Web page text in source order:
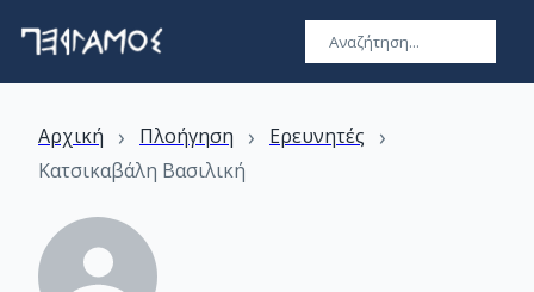
Αρχική › Πλοήγηση › Ερευνητές ›
Κατσικαβάλη Βασιλική